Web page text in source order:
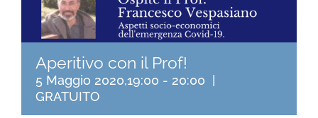
Aperitivo con il Prof!
5 Maggio 2020,19:00 - 20:00
GRATUITO